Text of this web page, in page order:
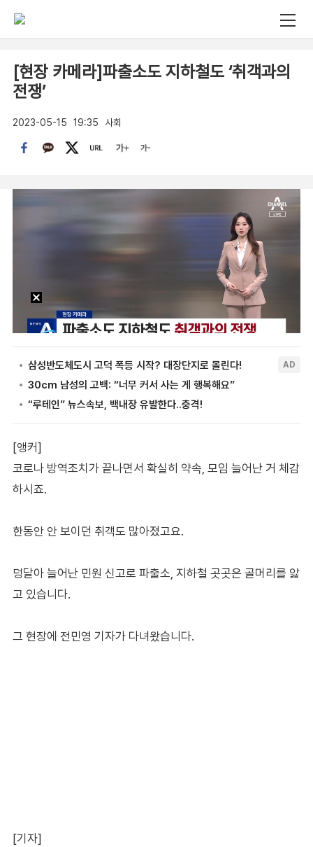
[현장 카메라]파출소도 지하철도 ‘취객과의
전쟁’
2023-05-15 19:35 사회
[앵커]
코로나 방역조치가 끝나면서 확실히 약속, 모임 늘어난 거 체감
하시죠.
한동안 안 보이던 취객도 많아졌고요.
덩달아 늘어난 민원 신고로 파출소, 지하철 곳곳은 골머리를 앓
고 있습니다.
그 현장에 전민영 기자가 다녀왔습니다.
[기자]